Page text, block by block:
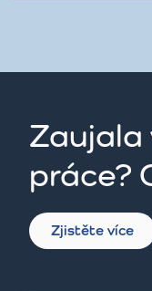
Zaujala
práce?
Zjistěte více